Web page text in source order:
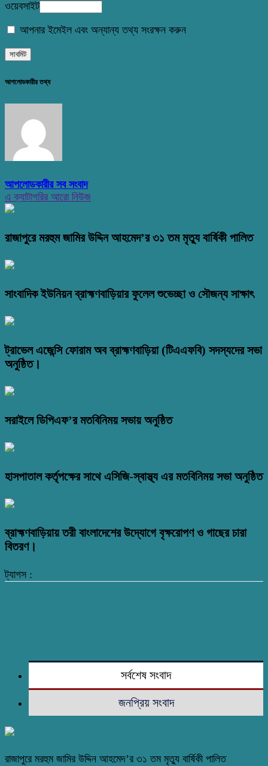
ওয়েবসাইট
আপনার ইমেইল এবং অন্যান্য তথ্য সংরক্ষন করুন
আপলোডকারীর তথ্য
আপলোডকারীর সব সংবাদ
এ ক্যাটাগরির আরো নিউজ
রাজাপুরে মরহুম জামির উদ্দিন আহমেদ’র ৩১ তম মৃত্যু বার্ষিকী পালিত
সাংবাদিক ইউনিয়ন ব্রাহ্মণবাড়িয়ার ফুলেল শুভেচ্ছা ও সৌজন্য সাক্ষাৎ
ট্রাভেল এজেন্সি ফোরাম অব ব্রাহ্মণবাড়িয়া (টিএএফবি) সদস্যদের সভা
অনুষ্ঠিত।
সরাইলে ডিপিএফ’র মতবিনিময় সভায় অনুষ্ঠিত
হাসপাতাল কর্তৃপক্ষের সাথে এসিজি-স্বাস্থ্য এর মতবিনিময় সভা অনুষ্ঠিত
ব্রাহ্মণবাড়িয়ায় তরী বাংলাদেশের উদ্যোগে বৃক্ষরোপণ ও গাছের চারা
বিতরণ।
ট্যাগস :
সর্বশেষ সংবাদ
জনপ্রিয় সংবাদ
রাজাপুরে মরহুম জামির উদ্দিন আহমেদ’র ৩১ তম মৃত্যু বার্ষিকী পালিত